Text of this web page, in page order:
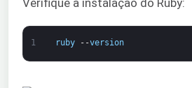
1 ruby --version